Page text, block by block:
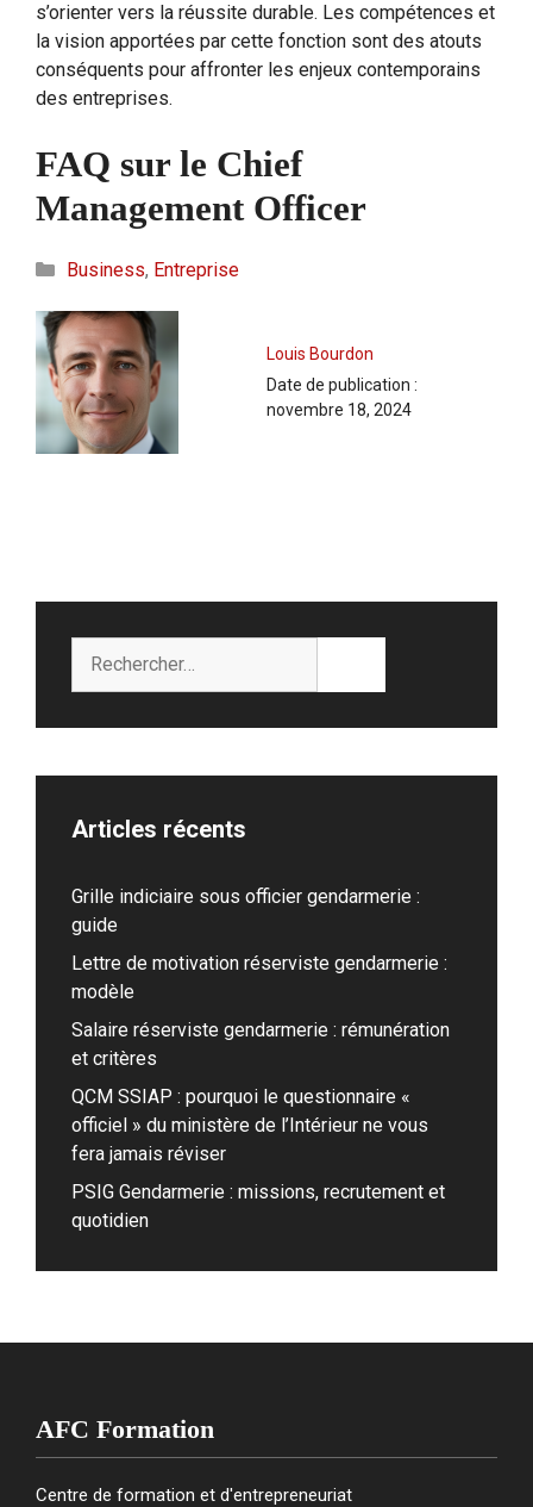
s’orienter vers la réussite durable. Les compétences et
la vision apportées par cette fonction sont des atouts
conséquents pour affronter les enjeux contemporains
des entreprises.
FAQ sur le Chief
Management Officer
Catégories
Business, Entreprise
Louis Bourdon
Date de publication :
novembre 18, 2024
Articles récents
Grille indiciaire sous officier gendarmerie :
guide
Lettre de motivation réserviste gendarmerie :
modèle
Salaire réserviste gendarmerie : rémunération
et critères
QCM SSIAP : pourquoi le questionnaire «
officiel » du ministère de l’Intérieur ne vous
fera jamais réviser
PSIG Gendarmerie : missions, recrutement et
quotidien
AFC Formation
Centre de formation et d'entrepreneuriat